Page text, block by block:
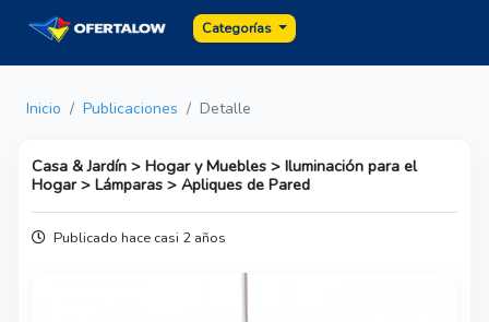
Categorías
Inicio Publicaciones Detalle
Casa & Jardín > Hogar y Muebles > Iluminación para el
Hogar > Lámparas > Apliques de Pared
Publicado hace casi 2 años